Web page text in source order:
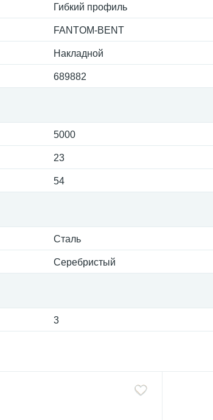
Гибкий профиль
FANTOM-BENT
Накладной
689882
5000
23
54
Сталь
Серебристый
3